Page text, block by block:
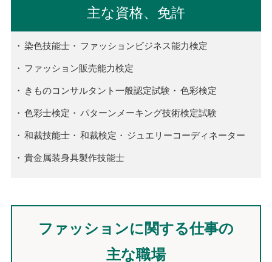
主な資格、免許
染色技能士 ファッションビジネス能力検定
ファッション販売能力検定
きものコンサルタント一般認定試験 色彩検定
色彩士検定 パターンメーキング技術検定試験
和裁技能士 和裁検定 ジュエリーコーディネーター
貴金属装身具製作技能士
ファッションに関する仕事の
主な職場